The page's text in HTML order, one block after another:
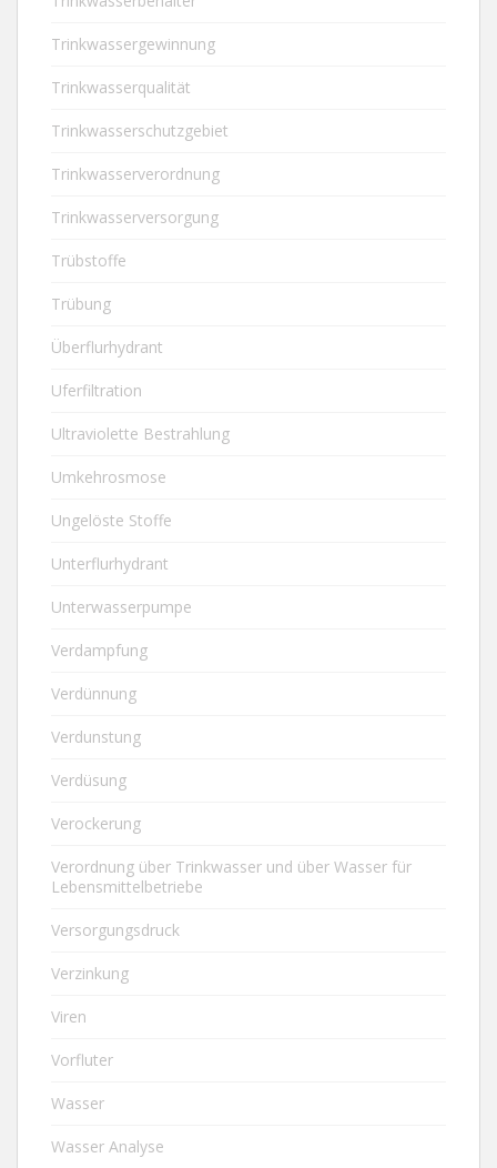
Trinkwassergewinnung
Trinkwasserqualität
Trinkwasserschutzgebiet
Trinkwasserverordnung
Trinkwasserversorgung
Trübstoffe
Trübung
Überflurhydrant
Uferfiltration
Ultraviolette Bestrahlung
Umkehrosmose
Ungelöste Stoffe
Unterflurhydrant
Unterwasserpumpe
Verdampfung
Verdünnung
Verdunstung
Verdüsung
Verockerung
Verordnung über Trinkwasser und über Wasser für
Lebensmittelbetriebe
Versorgungsdruck
Verzinkung
Viren
Vorfluter
Wasser
Wasser Analyse